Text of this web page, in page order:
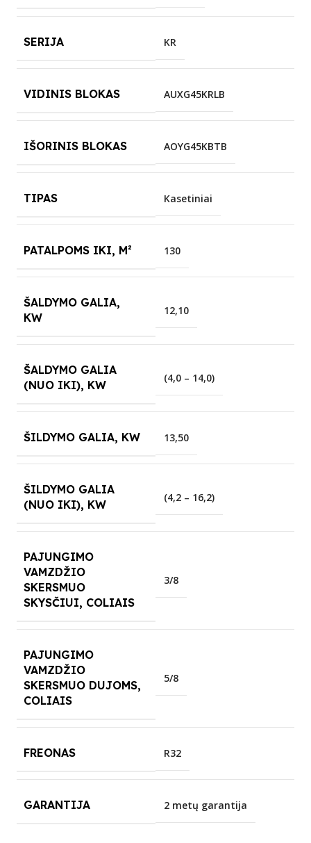
SERIJA KR
VIDINIS BLOKAS AUXG45KRLB
IŠORINIS BLOKAS AOYG45KBTB
TIPAS Kasetiniai
PATALPOMS IKI, M² 130
ŠALDYMO GALIA,
KW
12,10
ŠALDYMO GALIA
(NUO IKI), KW
(4,0 – 14,0)
ŠILDYMO GALIA, KW 13,50
ŠILDYMO GALIA
(NUO IKI), KW
(4,2 – 16,2)
PAJUNGIMO
VAMZDŽIO
SKERSMUO
SKYSČIUI, COLIAIS
3/8
PAJUNGIMO
VAMZDŽIO
SKERSMUO DUJOMS,
COLIAIS
5/8
FREONAS R32
GARANTIJA 2 metų garantija